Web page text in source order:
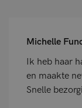
Michelle
Ik heb haar
en maakte
Snelle